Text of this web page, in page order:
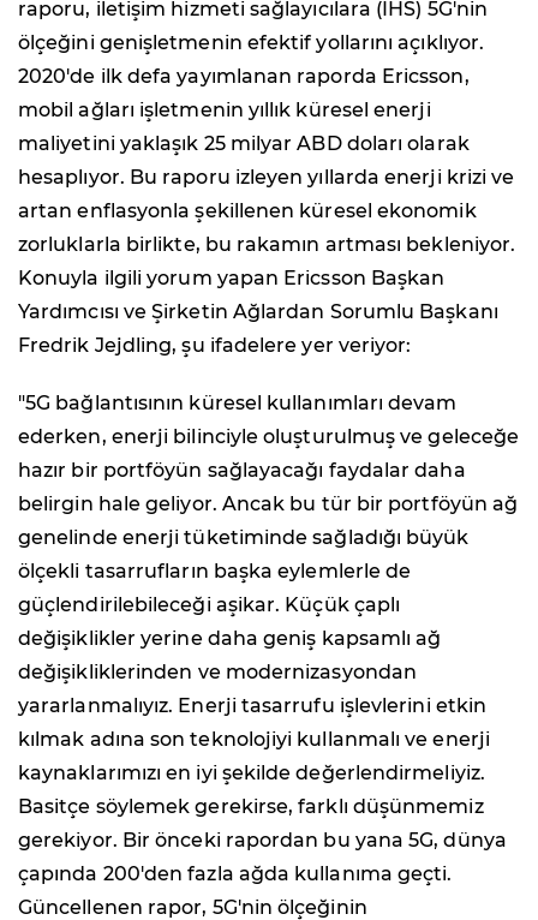
raporu, iletişim hizmeti sağlayıcılara (İHS) 5G'nin
ölçeğini genişletmenin efektif yollarını açıklıyor.
2020'de ilk defa yayımlanan raporda Ericsson,
mobil ağları işletmenin yıllık küresel enerji
maliyetini yaklaşık 25 milyar ABD doları olarak
hesaplıyor. Bu raporu izleyen yıllarda enerji krizi ve
artan enflasyonla şekillenen küresel ekonomik
zorluklarla birlikte, bu rakamın artması bekleniyor.
Konuyla ilgili yorum yapan Ericsson Başkan
Yardımcısı ve Şirketin Ağlardan Sorumlu Başkanı
Fredrik Jejdling, şu ifadelere yer veriyor:
"5G bağlantısının küresel kullanımları devam
ederken, enerji bilinciyle oluşturulmuş ve geleceğe
hazır bir portföyün sağlayacağı faydalar daha
belirgin hale geliyor. Ancak bu tür bir portföyün ağ
genelinde enerji tüketiminde sağladığı büyük
ölçekli tasarrufların başka eylemlerle de
güçlendirilebileceği aşikar. Küçük çaplı
değişiklikler yerine daha geniş kapsamlı ağ
değişikliklerinden ve modernizasyondan
yararlanmalıyız. Enerji tasarrufu işlevlerini etkin
kılmak adına son teknolojiyi kullanmalı ve enerji
kaynaklarımızı en iyi şekilde değerlendirmeliyiz.
Basitçe söylemek gerekirse, farklı düşünmemiz
gerekiyor. Bir önceki rapordan bu yana 5G, dünya
çapında 200'den fazla ağda kullanıma geçti.
Güncellenen rapor, 5G'nin ölçeğinin